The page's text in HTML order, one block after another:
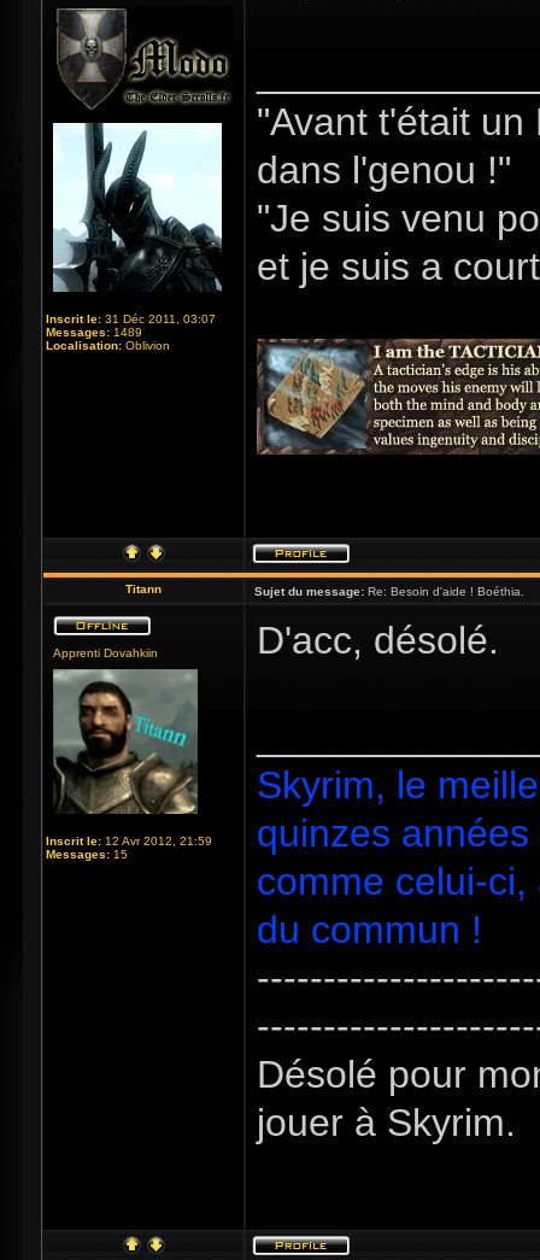
Inscrit le: 31 Déc 2011, 03:07
Messages: 1489
Localisation: Oblivion
"Avant t'était
dans l'genou !"
"Je suis venu
et je suis a
Titann Sujet du message: Re: Besoin d'aide ! Boéthia.
Apprenti Dovahkiin
Inscrit le: 12 Avr 2012, 21:59
Messages: 15
D'acc, désolé.
Skyrim, le
quinzes
comme celui-
du commun !
Désolé pour
jouer à Skyrim.